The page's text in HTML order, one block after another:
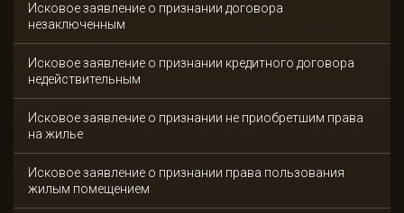
Исковое заявление о признании договора
незаключенным
Исковое заявление о признании кредитного договора
недействительным
Исковое заявление о признании не приобретшим права
на жилье
Исковое заявление о признании права пользования
жилым помещением